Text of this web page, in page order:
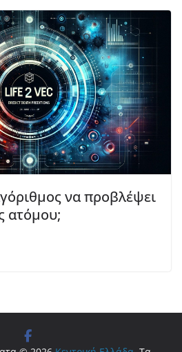
να προβλέψει
ατόμου;